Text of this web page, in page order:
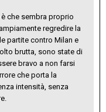
che sembra proprio
regredire la
partite contro Milan e
brutta, sono state di
bravo a non farsi
che porta la
intensità, senza